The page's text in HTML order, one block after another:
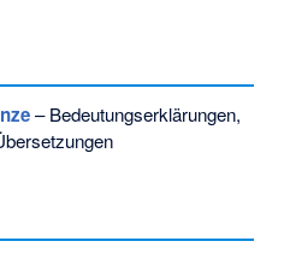
– Bedeutungserklärungen,